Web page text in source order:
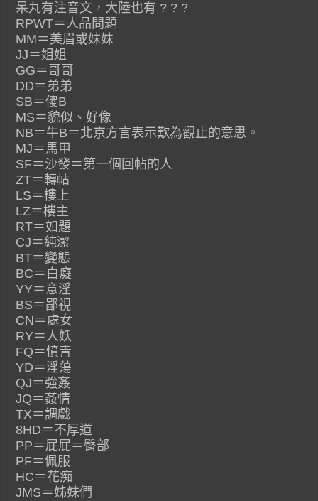
呆丸有注音文，大陸也有 ? ? ?
RPWT＝人品問題
MM＝美眉或妹妹
JJ＝姐姐
GG＝哥哥
DD＝弟弟
SB＝傻B
MS＝貌似、好像
NB＝牛B＝北京方言表示歎為觀止的意思。
MJ＝馬甲
SF＝沙發＝第一個回帖的人
ZT＝轉帖
LS＝樓上
LZ＝樓主
RT＝如題
CJ＝純潔
BT＝變態
BC＝白癡
YY＝意淫
BS＝鄙視
CN＝處女
RY＝人妖
FQ＝憤青
YD＝淫蕩
QJ＝強姦
JQ＝姦情
TX＝調戲
8HD＝不厚道
PP＝屁屁＝臀部
PF＝佩服
HC＝花痴
JMS＝姊妹們